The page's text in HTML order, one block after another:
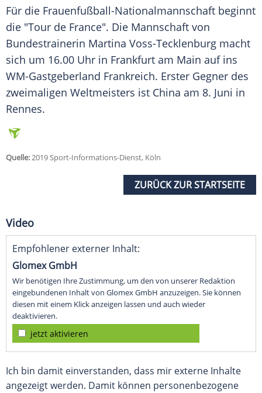
Für die Frauenfußball-Nationalmannschaft beginnt
die "Tour de France". Die Mannschaft von
Bundestrainerin Martina Voss-Tecklenburg macht
sich um 16.00 Uhr in Frankfurt am Main auf ins
WM-Gastgeberland Frankreich. Erster Gegner des
zweimaligen Weltmeisters ist China am 8. Juni in
Rennes.
Quelle:2019 Sport-Informations-Dienst, Köln
ZURÜCK ZUR STARTSEITE
Video
Empfohlener externer Inhalt:
Glomex GmbH
Wir benötigen Ihre Zustimmung, um den von unserer Redaktion
eingebundenen Inhalt von Glomex GmbH anzuzeigen. Sie können
diesen mit einem Klick anzeigen lassen und auch wieder
deaktivieren.
jetzt aktivieren
Ich bin damit einverstanden, dass mir externe Inhalte
angezeigt werden. Damit können personenbezogene